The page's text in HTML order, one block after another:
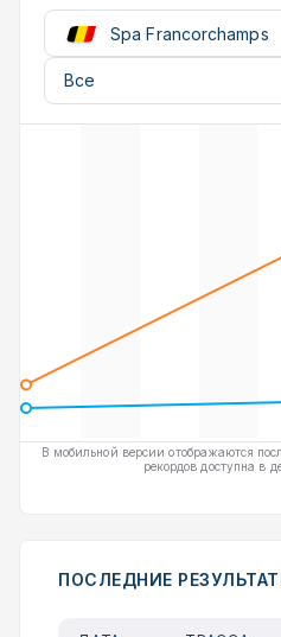
Spa Francorchamps
Все
В мобильной версии отображаются
рекордов доступна в
ПОСЛЕДНИЕ